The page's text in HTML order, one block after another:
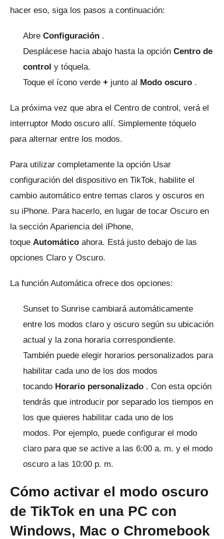
hacer eso, siga los pasos a continuación:
Abre Configuración .
Desplácese hacia abajo hasta la opción Centro de
control y tóquela.
Toque el ícono verde + junto al Modo oscuro .
La próxima vez que abra el Centro de control, verá el
interruptor Modo oscuro allí. Simplemente tóquelo
para alternar entre los modos.
Para utilizar completamente la opción Usar
configuración del dispositivo en TikTok, habilite el
cambio automático entre temas claros y oscuros en
su iPhone. Para hacerlo, en lugar de tocar Oscuro en
la sección Apariencia del iPhone,
toque Automático ahora. Está justo debajo de las
opciones Claro y Oscuro.
La función Automática ofrece dos opciones:
Sunset to Sunrise cambiará automáticamente
entre los modos claro y oscuro según su ubicación
actual y la zona horaria correspondiente.
También puede elegir horarios personalizados para
habilitar cada uno de los dos modos
tocando Horario personalizado . Con esta opción
tendrás que introducir por separado los tiempos en
los que quieres habilitar cada uno de los
modos. Por ejemplo, puede configurar el modo
claro para que se active a las 6:00 a. m. y el modo
oscuro a las 10:00 p. m.
Cómo activar el modo oscuro
de TikTok en una PC con
Windows, Mac o Chromebook